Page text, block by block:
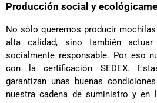
Producción social y
No sólo queremos producir
alta calidad, sino también
socialmente responsable. Por eso
con la certificación SEDEX.
garantizan unas buenas
nuestra cadena de suministro y en